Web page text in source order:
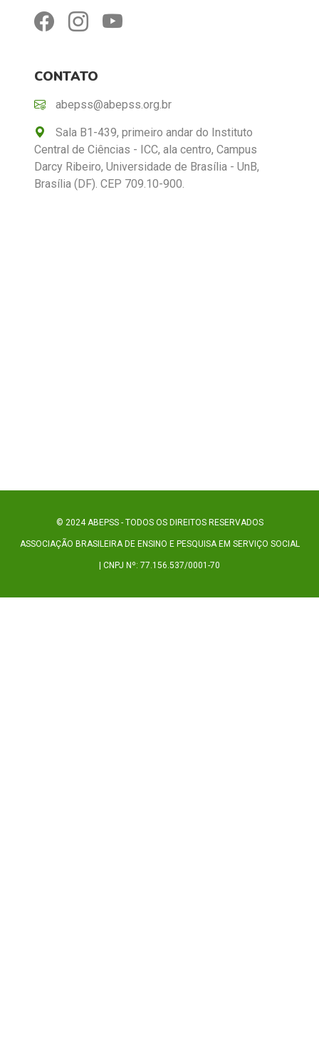
CONTATO
abepss@abepss.org.br
Sala B1-439, primeiro andar do Instituto
Central de Ciências - ICC, ala centro, Campus
Darcy Ribeiro, Universidade de Brasília - UnB,
Brasília (DF). CEP 709.10-900.
© 2024 ABEPSS - TODOS OS DIREITOS RESERVADOS
ASSOCIAÇÃO BRASILEIRA DE ENSINO E PESQUISA EM SERVIÇO SOCIAL
| CNPJ Nº: 77.156.537/0001-70